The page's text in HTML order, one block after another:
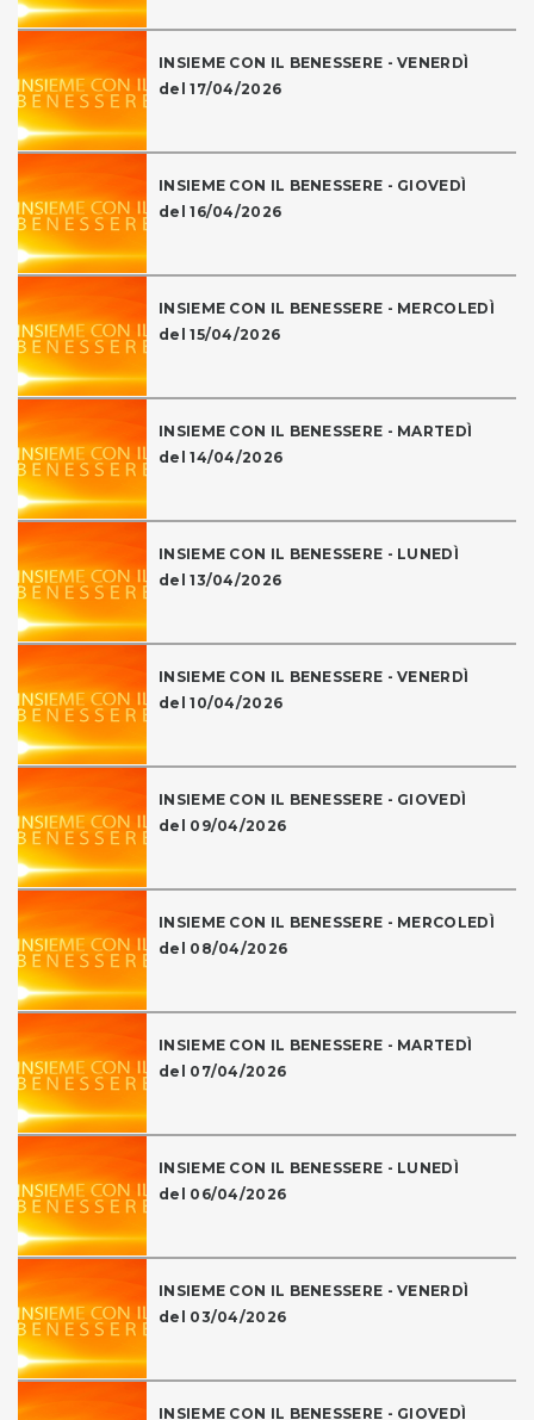
INSIEME CON IL BENESSERE - VENERDÌ
del 17/04/2026
INSIEME CON IL BENESSERE - GIOVEDÌ
del 16/04/2026
INSIEME CON IL BENESSERE - MERCOLEDÌ
del 15/04/2026
INSIEME CON IL BENESSERE - MARTEDÌ
del 14/04/2026
INSIEME CON IL BENESSERE - LUNEDÌ
del 13/04/2026
INSIEME CON IL BENESSERE - VENERDÌ
del 10/04/2026
INSIEME CON IL BENESSERE - GIOVEDÌ
del 09/04/2026
INSIEME CON IL BENESSERE - MERCOLEDÌ
del 08/04/2026
INSIEME CON IL BENESSERE - MARTEDÌ
del 07/04/2026
INSIEME CON IL BENESSERE - LUNEDÌ
del 06/04/2026
INSIEME CON IL BENESSERE - VENERDÌ
del 03/04/2026
INSIEME CON IL BENESSERE - GIOVEDÌ